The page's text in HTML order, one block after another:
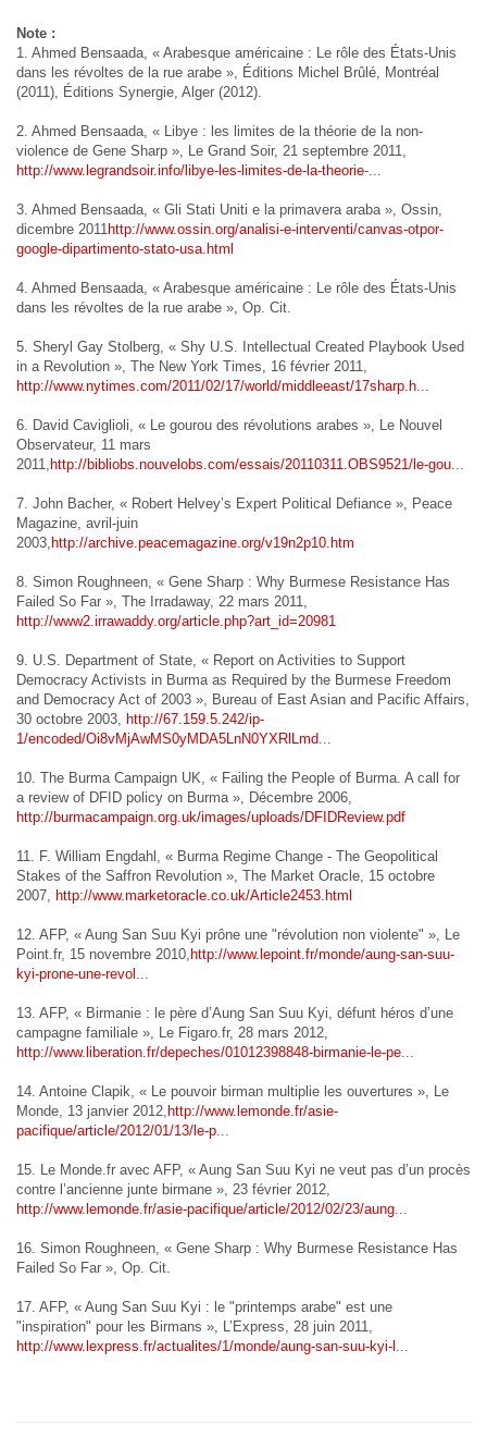
Note :
1. Ahmed Bensaada, « Arabesque américaine : Le rôle des États-Unis
dans les révoltes de la rue arabe », Éditions Michel Brûlé, Montréal
(2011), Éditions Synergie, Alger (2012).
2. Ahmed Bensaada, « Libye : les limites de la théorie de la non-
violence de Gene Sharp », Le Grand Soir, 21 septembre 2011,
http://www.legrandsoir.info/libye-les-limites-de-la-theorie-...
3. Ahmed Bensaada, « Gli Stati Uniti e la primavera araba », Ossin,
dicembre 2011http://www.ossin.org/analisi-e-interventi/canvas-otpor-
google-dipartimento-stato-usa.html
4. Ahmed Bensaada, « Arabesque américaine : Le rôle des États-Unis
dans les révoltes de la rue arabe », Op. Cit.
5. Sheryl Gay Stolberg, « Shy U.S. Intellectual Created Playbook Used
in a Revolution », The New York Times, 16 février 2011,
http://www.nytimes.com/2011/02/17/world/middleeast/17sharp.h
6. David Caviglioli, « Le gourou des révolutions arabes », Le Nouvel
Observateur, 11 mars
2011, http://bibliobs.nouvelobs.com/essais/20110311.OBS9521/le-gou
7. John Bacher, « Robert Helvey’s Expert Political Defiance », Peace
Magazine, avril-juin
2003, http://archive.peacemagazine.org/v19n2p10.htm
8. Simon Roughneen, « Gene Sharp : Why Burmese Resistance Has
Failed So Far », The Irradaway, 22 mars 2011,
http://www2.irrawaddy.org/article.php?art_id=20981
9. U.S. Department of State, « Report on Activities to Support
Democracy Activists in Burma as Required by the Burmese Freedom
and Democracy Act of 2003 », Bureau of East Asian and Pacific Affairs,
30 octobre 2003, http://67.159.5.242/ip-
1/encoded/Oi8vMjAwMS0yMDA5LnN0YXRlLmd
10. The Burma Campaign UK, « Failing the People of Burma. A call for
a review of DFID policy on Burma », Décembre 2006,
http://burmacampaign.org.uk/images/uploads/DFIDReview.pdf
11. F. William Engdahl, « Burma Regime Change - The Geopolitical
Stakes of the Saffron Revolution », The Market Oracle, 15 octobre
2007, http://www.marketoracle.co.uk/Article2453.html
12. AFP, « Aung San Suu Kyi prône une "révolution non violente" », Le
Point.fr, 15 novembre 2010, http://www.lepoint.fr/monde/aung-san-suu-
kyi-prone-une-revol
13. AFP, « Birmanie : le père d’Aung San Suu Kyi, défunt héros d’une
campagne familiale », Le Figaro.fr, 28 mars 2012,
http://www.liberation.fr/depeches/01012398848-birmanie-le-pe
14. Antoine Clapik, « Le pouvoir birman multiplie les ouvertures », Le
Monde, 13 janvier 2012, http://www.lemonde.fr/asie-
pacifique/article/2012/01/13/le-p
15. Le Monde.fr avec AFP, « Aung San Suu Kyi ne veut pas d’un procès
contre l’ancienne junte birmane », 23 février 2012,
http://www.lemonde.fr/asie-pacifique/article/2012/02/23/aung
16. Simon Roughneen, « Gene Sharp : Why Burmese Resistance Has
Failed So Far », Op. Cit.
17. AFP, « Aung San Suu Kyi : le "printemps arabe" est une
"inspiration" pour les Birmans », L’Express, 28 juin 2011,
http://www.lexpress.fr/actualites/1/monde/aung-san-suu-kyi-l